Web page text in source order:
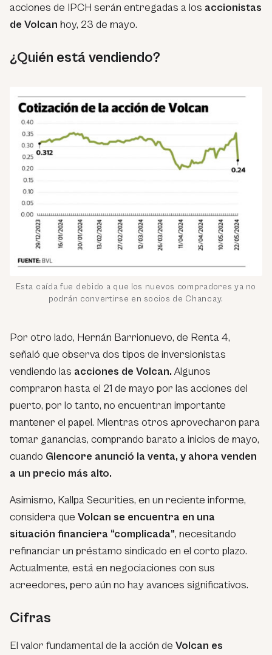
acciones de IPCH serán entregadas a los accionistas
de Volcan hoy, 23 de mayo.
¿Quién está vendiendo?
Esta caída fue debido a que los nuevos compradores ya no
podrán convertirse en socios de Chancay.
Por otro lado, Hernán Barrionuevo, de Renta 4,
señaló que observa dos tipos de inversionistas
vendiendo las acciones de Volcan. Algunos
compraron hasta el 21 de mayo por las acciones del
puerto, por lo tanto, no encuentran importante
mantener el papel. Mientras otros aprovecharon para
tomar ganancias, comprando barato a inicios de mayo,
cuando Glencore anunció la venta, y ahora venden
a un precio más alto.
Asimismo, Kallpa Securities, en un reciente informe,
considera que Volcan se encuentra en una
situación financiera “complicada”, necesitando
refinanciar un préstamo sindicado en el corto plazo.
Actualmente, está en negociaciones con sus
acreedores, pero aún no hay avances significativos.
Cifras
El valor fundamental de la acción de Volcan es